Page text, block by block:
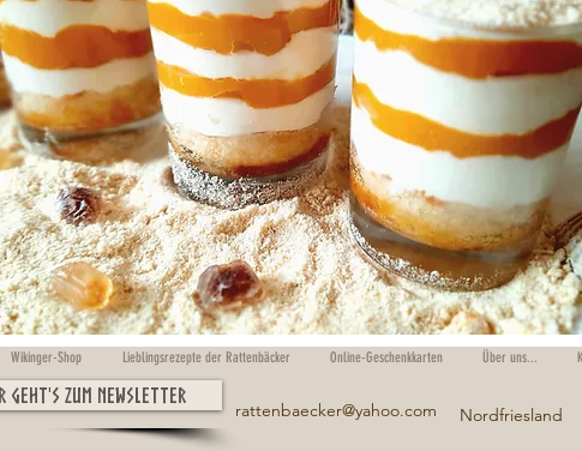
Wikinger-Shop Lieblingsrezepte der Rattenbäcker Online-Geschenkkarten Über uns...
geht's zum Newsletter
rattenbaecker@yahoo.com Nordfriesland